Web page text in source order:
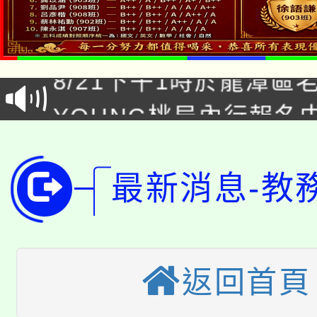
「本色祭」8/29、30在
場熱烈登場!
徵才活動。
YOUNG桃局內行報名
開!
115年桃園市運動會8/
田徑場及游泳池舉行。
桃園市低收入戶享有免
視費優惠，中低收入戶
半價優惠，詳情可洽有
大園自造教育及科技中
份教師增能研習
大溪自造教育及科技
最新消息-教
返回首頁